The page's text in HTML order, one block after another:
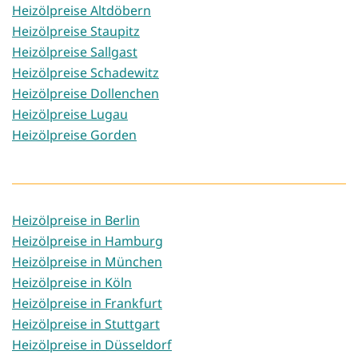
Heizölpreise Altdöbern
Heizölpreise Staupitz
Heizölpreise Sallgast
Heizölpreise Schadewitz
Heizölpreise Dollenchen
Heizölpreise Lugau
Heizölpreise Gorden
Heizölpreise in Berlin
Heizölpreise in Hamburg
Heizölpreise in München
Heizölpreise in Köln
Heizölpreise in Frankfurt
Heizölpreise in Stuttgart
Heizölpreise in Düsseldorf